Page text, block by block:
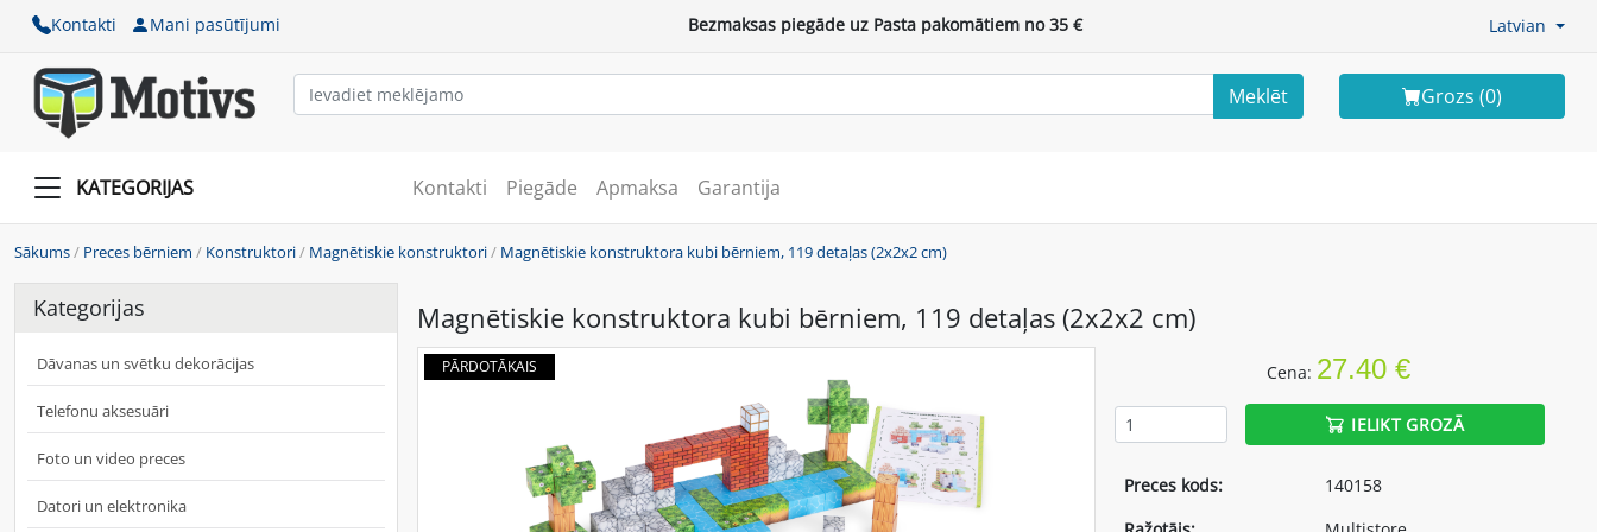
Kontakti Mani pasūtījumi Bezmaksas piegāde uz Pasta pakomātiem no 35 € Latvian
Meklēt Grozs (0)
KATEGORIJAS Kontakti Piegāde Apmaksa Garantija
Sākums/ Preces bērniem / Konstruktori/ Magnētiskie konstruktori/ Magnētiskie konstruktora kubi bērniem, 119 detaļas (2x2x2 cm)
Kategorijas
Dāvanas un svētku dekorācijas
Telefonu aksesuāri
Foto un video preces
Datori un elektronika
Magnētiskie konstruktora kubi bērniem, 119 detaļas (2x2x2 cm)
PĀRDOTĀKAIS Cena: 27.40 €
IELIKT GROZĀ
Preces kods:
140158